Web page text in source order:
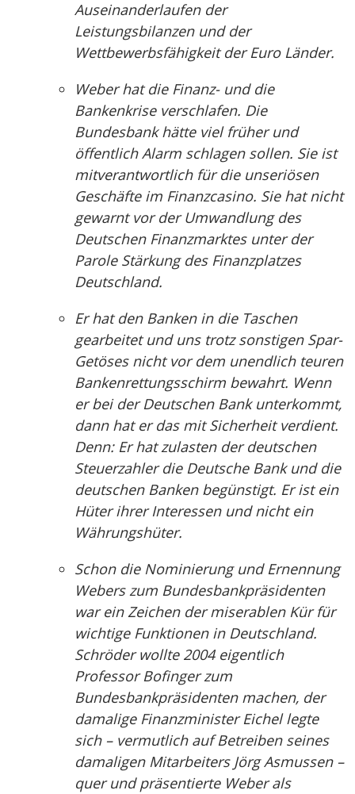
Auseinanderlaufen der
Leistungsbilanzen und der
Wettbewerbsfähigkeit der Euro Länder.
Weber hat die Finanz- und die
Bankenkrise verschlafen. Die
Bundesbank hätte viel früher und
öffentlich Alarm schlagen sollen. Sie ist
mitverantwortlich für die unseriösen
Geschäfte im Finanzcasino. Sie hat nicht
gewarnt vor der Umwandlung des
Deutschen Finanzmarktes unter der
Parole Stärkung des Finanzplatzes
Deutschland.
Er hat den Banken in die Taschen
gearbeitet und uns trotz sonstigen Spar-
Getöses nicht vor dem unendlich teuren
Bankenrettungsschirm bewahrt. Wenn
er bei der Deutschen Bank unterkommt,
dann hat er das mit Sicherheit verdient.
Denn: Er hat zulasten der deutschen
Steuerzahler die Deutsche Bank und die
deutschen Banken begünstigt. Er ist ein
Hüter ihrer Interessen und nicht ein
Währungshüter.
Schon die Nominierung und Ernennung
Webers zum Bundesbankpräsidenten
war ein Zeichen der miserablen Kür für
wichtige Funktionen in Deutschland.
Schröder wollte 2004 eigentlich
Professor Bofinger zum
Bundesbankpräsidenten machen, der
damalige Finanzminister Eichel legte
sich – vermutlich auf Betreiben seines
damaligen Mitarbeiters Jörg Asmussen –
quer und präsentierte Weber als